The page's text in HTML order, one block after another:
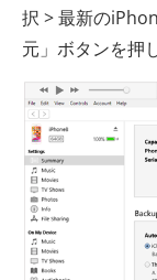
択 > 最新の
元」ボタンを押